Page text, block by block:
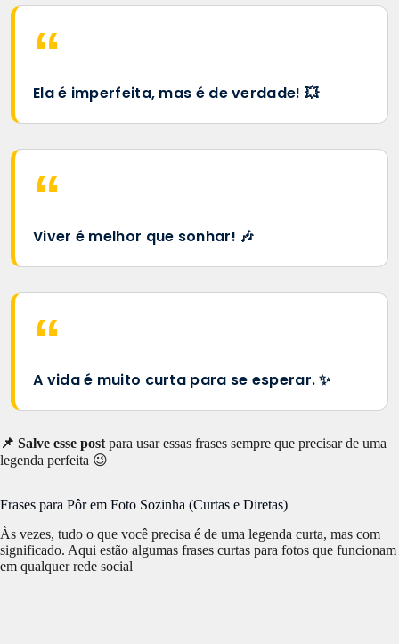
Ela é imperfeita, mas é de verdade! 💥
Viver é melhor que sonhar! 🎶
A vida é muito curta para se esperar. ✨
📌 Salve esse post para usar essas frases sempre que precisar de uma
legenda perfeita 😉
Frases para Pôr em Foto Sozinha (Curtas e Diretas)
Às vezes, tudo o que você precisa é de uma legenda curta, mas com
significado. Aqui estão algumas frases curtas para fotos que funcionam
em qualquer rede social